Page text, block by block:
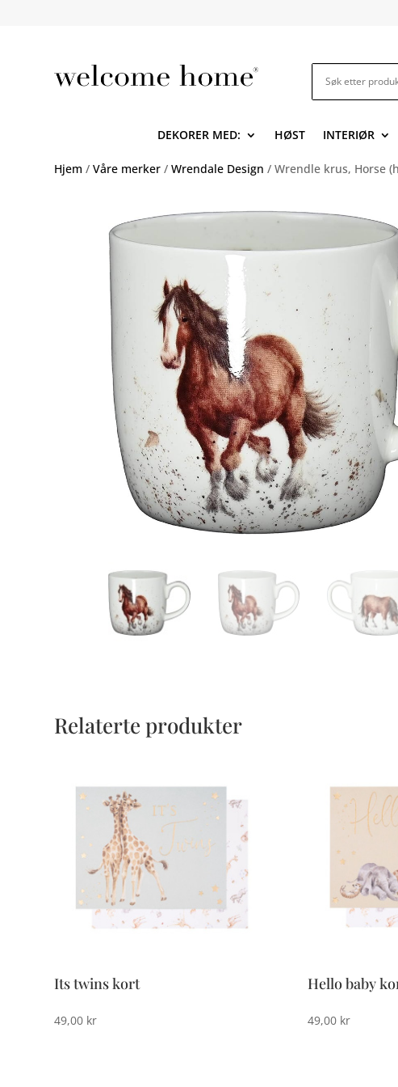
DEKORER MED: HØST INTERIØR
Hjem /Våre merker /Wrendale Design / Wrendle krus, Horse
Relaterte produkter
Its twins kort
49,00 kr
Hello baby
49,00 kr